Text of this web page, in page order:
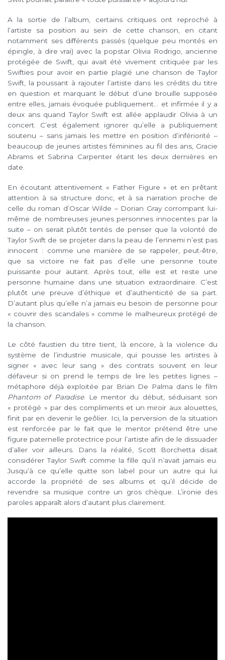
A la sortie de l’album, certains critiques ont reproché à
l’artiste sa position au sein de cette chanson, en citant
notamment ses différents passés (quelque peu montés en
épingle, à dire vrai) avec la popstar Olivia Rodrigo, ancienne
protégée de Swift, qui avait été vivement critiquée par les
Swifties pour avoir en partie plagié une chanson de Taylor
Swift, la poussant à rajouter l’artiste dans les crédits du titre
en question et marquant le début d’une brouille supposée
entre elles, jamais évoquée publiquement… et infirmée il y a
deux ans quand Taylor Swift est allée applaudir Olivia à un
concert. C’est également ignorer qu’elle a publiquement
soutenu – sans jamais les mettre en position d’infériorité –
beaucoup de jeunes artistes féminines au fil des ans, Gracie
Abrams et Sabrina Carpenter étant les deux dernières en
date.
En écoutant attentivement « Father Figure » et en prêtant
attention à sa structure donc, et à sa narration proche de
celle du roman d’Oscar Wilde – Dorian Gray corrompant lui-
même de nombreuses jeunes personnes innocentes par la
suite – on serait plutôt tentés de penser que la volonté de
Taylor Swift de se projeter dans la peau de l’ennemi n’est pas
innocent : comme une manière de se rappeler, peut-être,
que sa victoire ne fait pas d’elle une personne toute
puissante pour autant. Après tout, elle est et reste une
personne humaine dans une situation extraordinaire. C’est
plutôt une preuve d’éthique et d’authenticité de sa part.
D’autant plus qu’elle n’a jamais eu besoin de personne pour
« couvrir des scandales » comme le malheureux protégé de
la chanson.
Le côté faustien du titre tient, là encore, à la violence du
système de l’industrie musicale, qui pousse les artistes à
signer « avec leur sang » des contrats souvent en leur
défaveur si on prend le temps de lire les petites lignes –
métaphore déjà exploitée par Brian De Palma dans le film
Phantom of Paradise. Le mentor du début, séduisant son
« protégé » par des compliments et un miroir aux alouettes,
finit par en devenir le geôlier. Ici, la perversion de la situation
est renforcée par le fait que le mentor prétend être une
figure paternelle protectrice pour l’artiste afin de le dissuader
d’aller voir ailleurs. Dans la réalité, Scott Borchetta disait
considérer Taylor Swift comme la fille qu’il n’avait jamais eu.
Jusqu’à ce qu’elle quitte son label pour un autre qui lui
accorde la propriété de ses albums et qu’il décide de
revendre sa musique contre un gros chèque. L’ironie des
paroles apparaît alors d’autant plus clairement.